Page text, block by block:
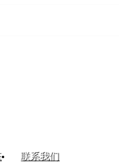
联系我们